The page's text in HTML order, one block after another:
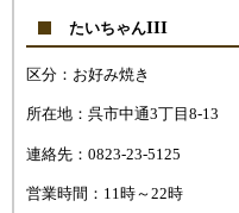
たいちゃんIII
区分：お好み焼き
所在地：呉市中通3丁目8-13
連絡先：0823-23-5125
営業時間：11時～22時